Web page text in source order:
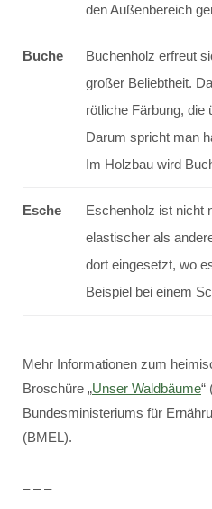
den Außenbereich
Buche
Buchenholz erfreut
großer Beliebtheit.
rötliche Färbung, die
Darum spricht man
Im Holzbau wird
Esche
Eschenholz ist nicht
elastischer als
dort eingesetzt, wo
Beispiel bei einem
Mehr Informationen zum
Broschüre „Unser Waldbäume“
Bundesministeriums für
(BMEL).
– – –